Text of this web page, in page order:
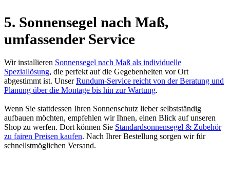
5. Sonnensegel nach Maß,
umfassender Service
Wir installieren Sonnensegel nach Maß als individuelle
Speziallösung, die perfekt auf die Gegebenheiten vor Ort
abgestimmt ist. UnserRundum-Service reicht von der Beratung und
Planung über die Montage bis hin zur Wartung.
Wenn Sie stattdessen Ihren Sonnenschutz lieber selbstständig
aufbauen möchten, empfehlen wir Ihnen, einen Blick auf unseren
Shop zu werfen. Dort können Sie Standardsonnensegel & Zubehör
zu fairen Preisen kaufen. Nach Ihrer Bestellung sorgen wir für
schnellstmöglichen Versand.